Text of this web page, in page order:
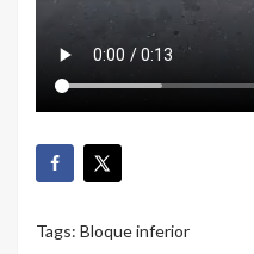
Tags: Bloque inferior